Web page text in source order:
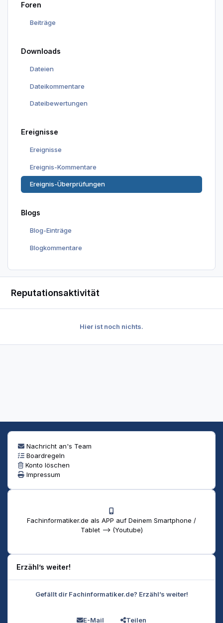
Foren
Beiträge
Downloads
Dateien
Dateikommentare
Dateibewertungen
Ereignisse
Ereignisse
Ereignis-Kommentare
Ereignis-Überprüfungen
Blogs
Blog-Einträge
Blogkommentare
Reputationsaktivität
Hier ist noch nichts.
Nachricht an's Team
Boardregeln
Konto löschen
Impressum
Fachinformatiker.de als APP auf Deinem Smartphone /
Tablet --> (Youtube)
Erzähl’s weiter!
Gefällt dir Fachinformatiker.de? Erzähl’s weiter!
E-Mail Teilen